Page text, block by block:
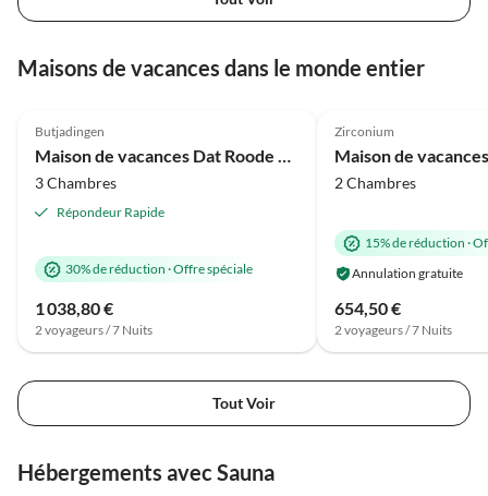
Maisons de vacances dans le monde entier
Butjadingen
Maison de vacances Dat Roode Hus 40
3 Chambres
Répondeur Rapide
30% de réduction ·Offre spéciale
1 038,80 €
2 voyageurs / 7 Nuits
Zirconium
2 Chambres
15% de réduction ·
Annulation gratuite
654,50 €
2 voyageurs / 7 Nuits
Tout Voir
Hébergements avec Sauna